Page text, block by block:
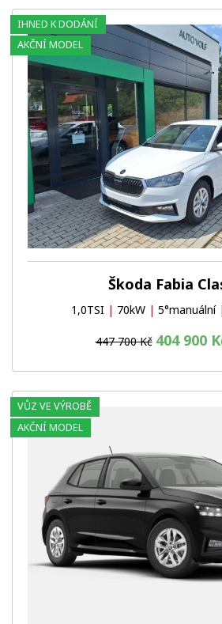
Škoda Fabia
1,0TSI | 70kW | 5°manuální |
447 700 Kč 404 900
IHNED K DODÁNÍ
AKČNÍ MODEL
VŮZ VE VÝROBĚ
AKČNÍ MODEL